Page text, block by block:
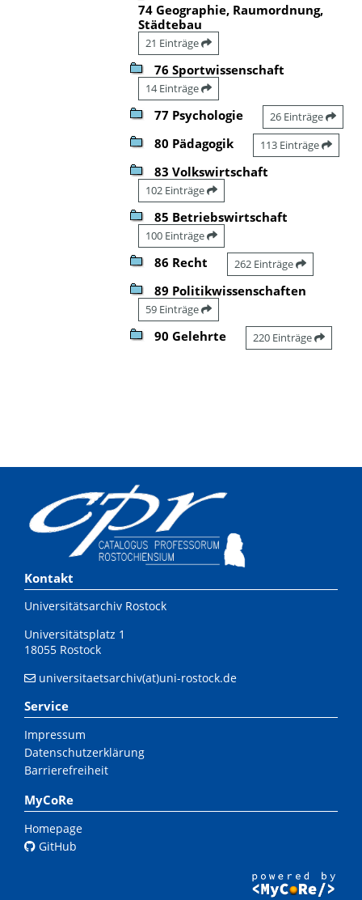
74 Geographie, Raumordnung,
Städtebau
21 Einträge
76 Sportwissenschaft
14 Einträge
77 Psychologie 26 Einträge
80 Pädagogik 113 Einträge
83 Volkswirtschaft
102 Einträge
85 Betriebswirtschaft
100 Einträge
86 Recht 262 Einträge
89 Politikwissenschaften
59 Einträge
90 Gelehrte 220 Einträge
Kontakt
Universitätsarchiv Rostock
Universitätsplatz 1
18055 Rostock
universitaetsarchiv(at)uni-rostock.de
Service
Impressum
Datenschutzerklärung
Barrierefreiheit
MyCoRe
Homepage
GitHub